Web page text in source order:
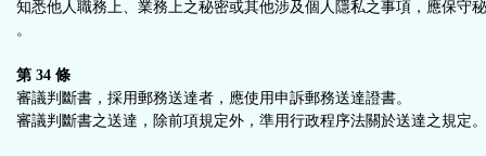
知悉他人職務上、業務上之秘密或其他涉及個人隱私之事項，應保守
。
第 34 條
審議判斷書，採用郵務送達者，應使用申訴郵務送達證書。
審議判斷書之送達，除前項規定外，準用行政程序法關於送達之規定。